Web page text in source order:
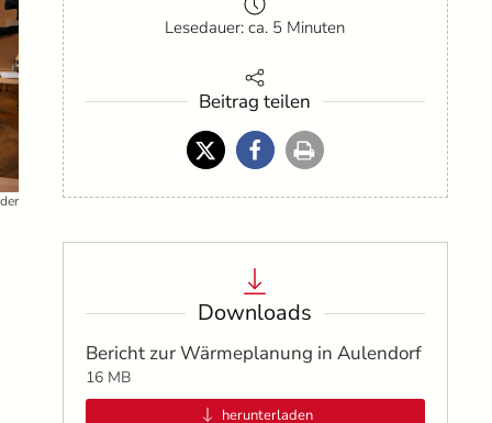
Lesedauer: ca. 5 Minuten
Beitrag teilen
Downloads
Bericht zur Wärmeplanung in Aulendorf
16 MB
herunterladen